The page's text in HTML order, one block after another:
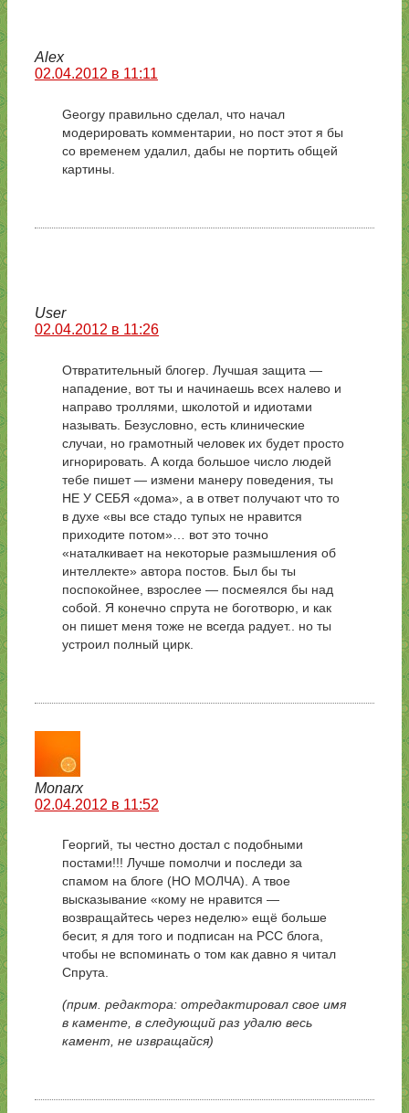
Alex
02.04.2012 в 11:11
Georgy правильно сделал, что начал
модерировать комментарии, но пост этот я бы
со временем удалил, дабы не портить общей
картины.
User
02.04.2012 в 11:26
Отвратительный блогер. Лучшая защита —
нападение, вот ты и начинаешь всех налево и
направо троллями, школотой и идиотами
называть. Безусловно, есть клинические
случаи, но грамотный человек их будет просто
игнорировать. А когда большое число людей
тебе пишет — измени манеру поведения, ты
НЕ У СЕБЯ «дома», а в ответ получают что то
в духе «вы все стадо тупых не нравится
приходите потом»… вот это точно
«наталкивает на некоторые размышления об
интеллекте» автора постов. Был бы ты
поспокойнее, взрослее — посмеялся бы над
собой. Я конечно спрута не боготворю, и как
он пишет меня тоже не всегда радует.. но ты
устроил полный цирк.
Monarx
02.04.2012 в 11:52
Георгий, ты честно достал с подобными
постами!!! Лучше помолчи и последи за
спамом на блоге (НО МОЛЧА). А твое
высказывание «кому не нравится —
возвращайтесь через неделю» ещё больше
бесит, я для того и подписан на РСС блога,
чтобы не вспоминать о том как давно я читал
Спрута.
(прим. редактора: отредактировал свое имя
в каменте, в следующий раз удалю весь
камент, не извращайся)